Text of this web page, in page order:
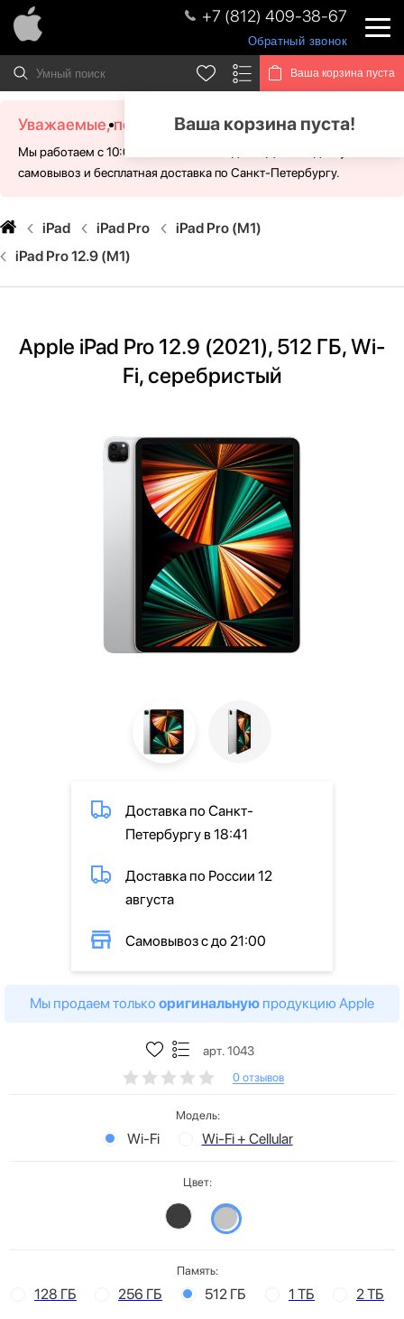
+7 (812) 409-38-67
Обратный звонок
Ваша корзина пуста
Ваша корзина пуста!
Уважаемые, посетители!
Мы работаем с 10:00 - 21:00 без выходных. Для Вас доступен
самовывоз и бесплатная доставка по Санкт-Петербургу.
iPad iPad Pro
iPad Pro (M1)
iPad Pro 12.9 (М1)
Apple iPad Pro 12.9 (2021), 512 ГБ, Wi-
Fi, серебристый
Доставка по Санкт-
Петербургу в 18:41
Доставка по России 12
августа
Самовывоз с до 21:00
Мы продаем только оригинальную продукцию Apple
арт. 1043
0 отзывов
Модель:
Wi-Fi Wi-Fi + Cellular
Цвет:
Память:
128 ГБ 256 ГБ 512 ГБ 1 ТБ 2 ТБ